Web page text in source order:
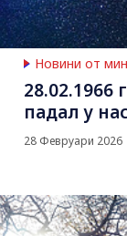
Новини от
28.02.1966
падал у
28 Февруари 2026